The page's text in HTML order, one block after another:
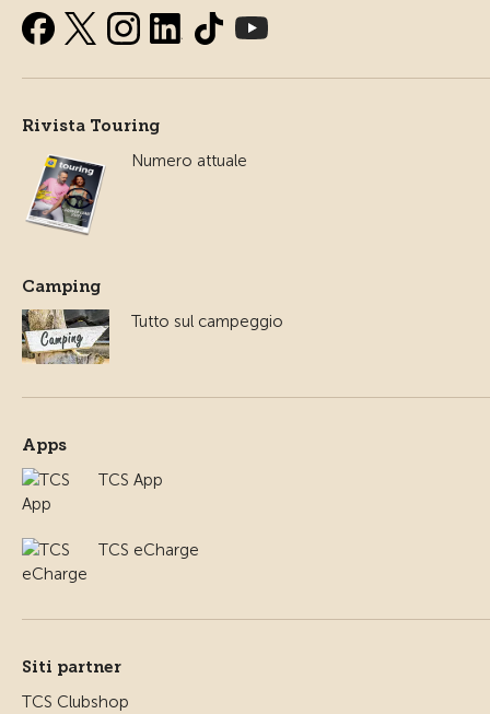
Rivista Touring
Numero attuale
Camping
Tutto sul campeggio
Apps
TCS App
TCS eCharge
Siti partner
TCS Clubshop